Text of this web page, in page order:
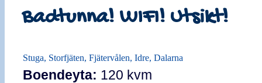
Badtunna! WIFI! Utsikt!
Stuga, Storfjäten, Fjätervålen, Idre, Dalarna
Boendeyta: 120 kvm